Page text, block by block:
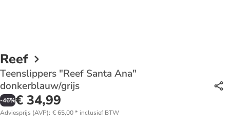
Reef
Teenslippers "Reef Santa Ana"
donkerblauw/grijs
-46%€ 34,99
Adviesprijs (AVP): € 65,00* inclusief BTW